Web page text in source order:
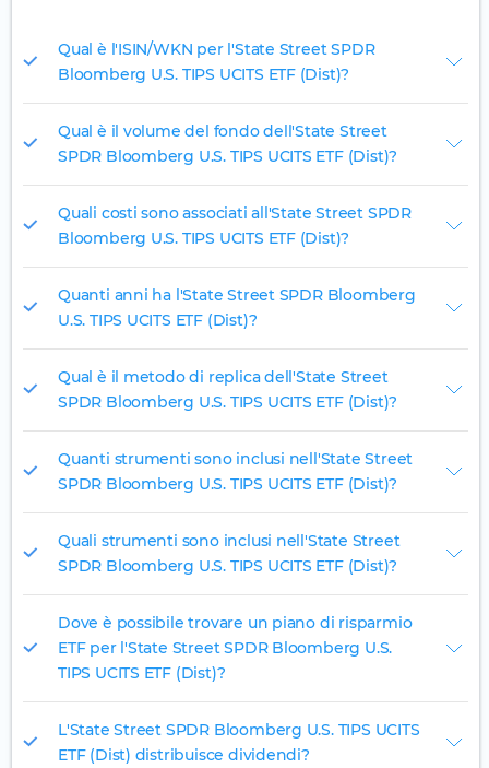
Qual è l'ISIN/WKN per l'State Street SPDR
Bloomberg U.S. TIPS UCITS ETF (Dist)?
Qual è il volume del fondo dell'State Street
SPDR Bloomberg U.S. TIPS UCITS ETF (Dist)?
Quali costi sono associati all'State Street SPDR
Bloomberg U.S. TIPS UCITS ETF (Dist)?
Quanti anni ha l'State Street SPDR Bloomberg
U.S. TIPS UCITS ETF (Dist)?
Qual è il metodo di replica dell'State Street
SPDR Bloomberg U.S. TIPS UCITS ETF (Dist)?
Quanti strumenti sono inclusi nell'State Street
SPDR Bloomberg U.S. TIPS UCITS ETF (Dist)?
Quali strumenti sono inclusi nell'State Street
SPDR Bloomberg U.S. TIPS UCITS ETF (Dist)?
Dove è possibile trovare un piano di risparmio
ETF per l'State Street SPDR Bloomberg U.S.
TIPS UCITS ETF (Dist)?
L'State Street SPDR Bloomberg U.S. TIPS UCITS
ETF (Dist) distribuisce dividendi?